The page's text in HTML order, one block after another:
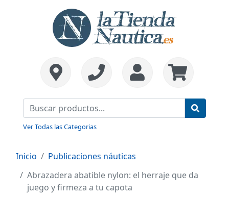
Ver Todas las Categorias
Inicio
Publicaciones náuticas
Abrazadera abatible nylon: el herraje que da
juego y firmeza a tu capota